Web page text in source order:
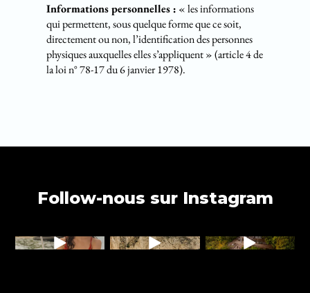
Informations personnelles : « les informations
qui permettent, sous quelque forme que ce soit,
directement ou non, l’identification des personnes
physiques auxquelles elles s’appliquent » (article 4 de
la loi n° 78-17 du 6 janvier 1978).
Follow-nous sur Instagram